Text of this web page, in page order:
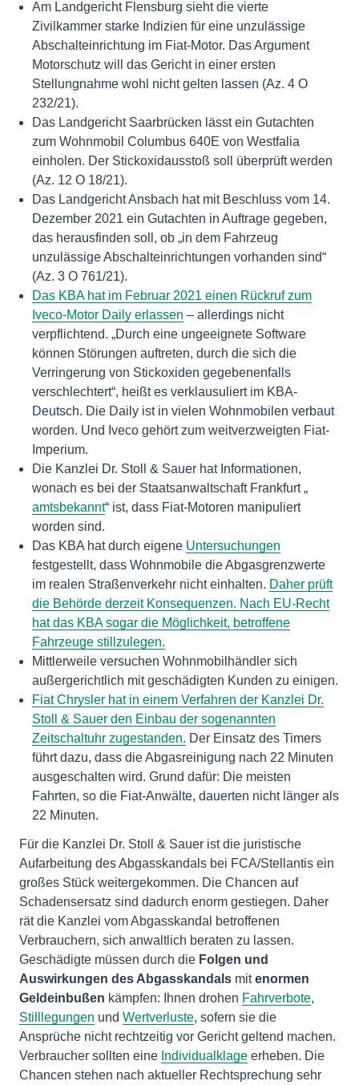
Am Landgericht Flensburg sieht die vierte
Zivilkammer starke Indizien für eine unzulässige
Abschalteinrichtung im Fiat-Motor. Das Argument
Motorschutz will das Gericht in einer ersten
Stellungnahme wohl nicht gelten lassen (Az. 4 O
232/21).
Das Landgericht Saarbrücken lässt ein Gutachten
zum Wohnmobil Columbus 640E von Westfalia
einholen. Der Stickoxidausstoß soll überprüft werden
(Az. 12 O 18/21).
Das Landgericht Ansbach hat mit Beschluss vom 14.
Dezember 2021 ein Gutachten in Auftrage gegeben,
das herausfinden soll, ob „in dem Fahrzeug
unzulässige Abschalteinrichtungen vorhanden sind“
(Az. 3 O 761/21).
Das KBA hat im Februar 2021 einen Rückruf zum
Iveco-Motor Daily erlassen – allerdings nicht
verpflichtend. „Durch eine ungeeignete Software
können Störungen auftreten, durch die sich die
Verringerung von Stickoxiden gegebenenfalls
verschlechtert“, heißt es verklausuliert im KBA-
Deutsch. Die Daily ist in vielen Wohnmobilen verbaut
worden. Und Iveco gehört zum weitverzweigten Fiat-
Imperium.
Die Kanzlei Dr. Stoll & Sauer hat Informationen,
wonach es bei der Staatsanwaltschaft Frankfurt „
amtsbekannt“ ist, dass Fiat-Motoren manipuliert
worden sind.
Das KBA hat durch eigene Untersuchungen
festgestellt, dass Wohnmobile die Abgasgrenzwerte
im realen Straßenverkehr nicht einhalten. Daher prüft
die Behörde derzeit Konsequenzen. Nach EU-Recht
hat das KBA sogar die Möglichkeit, betroffene
Fahrzeuge stillzulegen.
Mittlerweile versuchen Wohnmobilhändler sich
außergerichtlich mit geschädigten Kunden zu einigen.
Fiat Chrysler hat in einem Verfahren der Kanzlei Dr.
Stoll & Sauer den Einbau der sogenannten
Zeitschaltuhr zugestanden. Der Einsatz des Timers
führt dazu, dass die Abgasreinigung nach 22 Minuten
ausgeschalten wird. Grund dafür: Die meisten
Fahrten, so die Fiat-Anwälte, dauerten nicht länger als
22 Minuten.
Für die Kanzlei Dr. Stoll & Sauer ist die juristische
Aufarbeitung des Abgasskandals bei FCA/Stellantis ein
großes Stück weitergekommen. Die Chancen auf
Schadensersatz sind dadurch enorm gestiegen. Daher
rät die Kanzlei vom Abgasskandal betroffenen
Verbrauchern, sich anwaltlich beraten zu lassen.
Geschädigte müssen durch die Folgen und
Auswirkungen des Abgasskandals mitenormen
Geldeinbußen kämpfen: Ihnen drohen Fahrverbote,
Stilllegungen und Wertverluste, sofern sie die
Ansprüche nicht rechtzeitig vor Gericht geltend machen.
Verbraucher sollten eine Individualklage erheben. Die
Chancen stehen nach aktueller Rechtsprechung sehr